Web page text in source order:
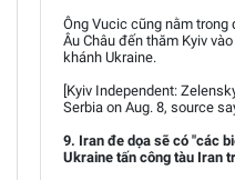
Ông Vucic cũng nằm
Âu Châu đến thăm Kyiv
khánh Ukraine.
[Kyiv Independent:
Serbia on Aug. 8, source
9. Iran đe dọa sẽ có "các
Ukraine tấn công tàu Iran